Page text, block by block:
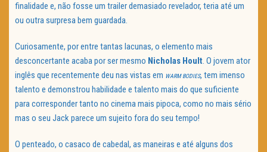
finalidade e, não fosse um trailer demasiado revelador, teria até um
ou outra surpresa bem guardada.
Curiosamente, por entre tantas lacunas, o elemento mais
desconcertante acaba por ser mesmo Nicholas Hoult. O jovem ator
inglês que recentemente deu nas vistas em WARM BODIES, tem imenso
talento e demonstrou habilidade e talento mais do que suficiente
para corresponder tanto no cinema mais pipoca, como no mais sério
mas o seu Jack parece um sujeito fora do seu tempo!
O penteado, o casaco de cabedal, as maneiras e até alguns dos